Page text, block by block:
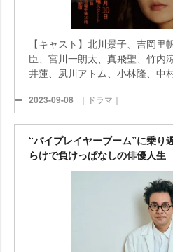
【キャスト】北川景子、吉岡
臣、宮川一朗太、真飛聖、竹内
井蓮、夙川アトム、小林隆、中
2023-09-08 ｜ドラマ｜
“バイプレイヤーブーム”に乗り
らけで負けっぱなしの俳優人生